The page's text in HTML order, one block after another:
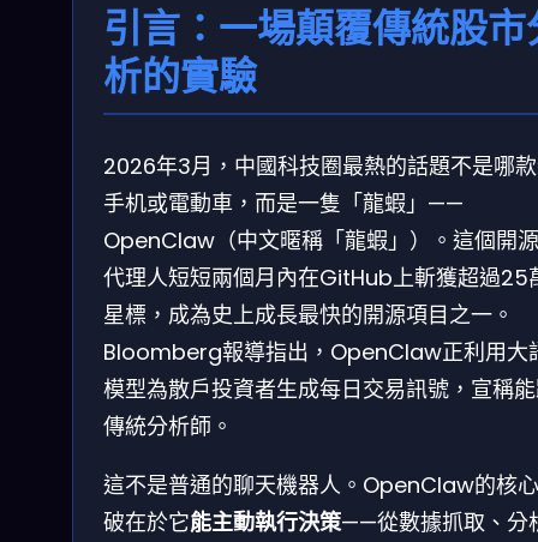
引言：一場顛覆傳統股市
析的實驗
2026年3月，中國科技圈最熱的話題不是哪
手机或電動車，而是一隻「龍蝦」——
OpenClaw（中文暱稱「龍蝦」）。這個開
代理人短短兩個月內在GitHub上斬獲超過25
星標，成為史上成長最快的開源項目之一。
Bloomberg報導指出，OpenClaw正利用大
模型為散戶投資者生成每日交易訊號，宣稱
傳統分析師。
這不是普通的聊天機器人。OpenClaw的核
破在於它能主動執行決策——從數據抓取、分